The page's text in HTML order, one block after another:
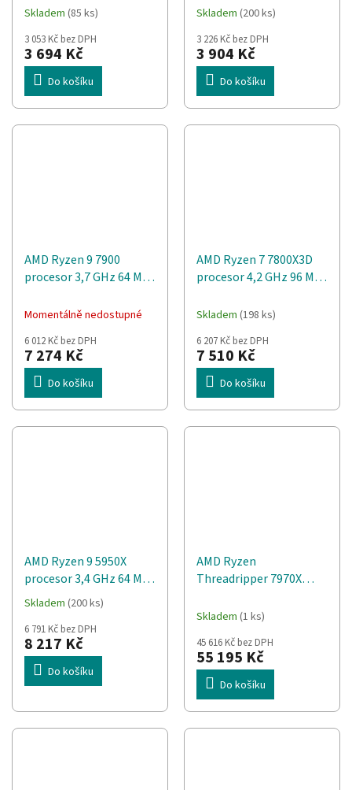
Skladem (85 ks)
3 053 Kč bez DPH
3 694 Kč
Do košíku
Skladem (200 ks)
3 226 Kč bez DPH
3 904 Kč
Do košíku
AMD Ryzen 9 7900
procesor 3,7 GHz 64 MB
Momentálně nedostupné
6 012 Kč bez DPH
7 274 Kč
Do košíku
AMD Ryzen 7 7800X3D
procesor 4,2 GHz 96 MB
Skladem (198 ks)
6 207 Kč bez DPH
7 510 Kč
Do košíku
AMD Ryzen 9 5950X
procesor 3,4 GHz 64 MB
L3
Průměrné
hodnocení
produktu
je
5,0
hvězdiček.
Skladem (200 ks)
6 791 Kč bez DPH
8 217 Kč
Do košíku
AMD Ryzen
Threadripper 7970X
L3
Skladem (1 ks)
45 616 Kč bez DPH
55 195 Kč
Do košíku